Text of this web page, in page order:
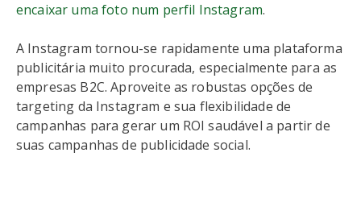
encaixar uma foto num perfil Instagram.
A Instagram tornou-se rapidamente uma plataforma
publicitária muito procurada, especialmente para as
empresas B2C. Aproveite as robustas opções de
targeting da Instagram e sua flexibilidade de
campanhas para gerar um ROI saudável a partir de
suas campanhas de publicidade social.